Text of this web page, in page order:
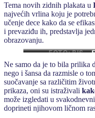
Tema novih zidnih plakata u
najvećih vrlina koju je
učenje dece kako da se
i prevaziđu ih, predstavlja
obrazovanju.
FOTO: BIS
Ne samo da je to bila prilika
nego i šansa da razmisle o
suočavanje sa različitim
prikaza, oni su istraživali
može izgledati u
doprineti njihovom ličnom